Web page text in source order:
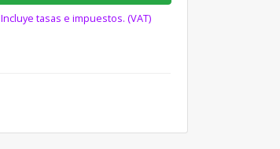
Incluye tasas e impuestos. (VAT)